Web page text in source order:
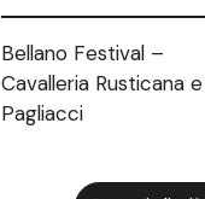
Bellano Festival –
Cavalleria Rusticana e
Pagliacci